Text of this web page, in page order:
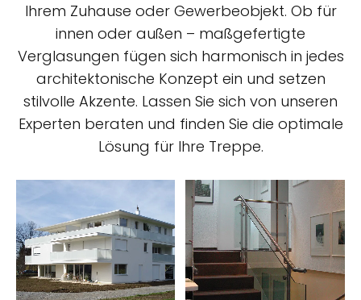
Ihrem Zuhause oder Gewerbeobjekt. Ob für
innen oder außen – maßgefertigte
Verglasungen fügen sich harmonisch in jedes
architektonische Konzept ein und setzen
stilvolle Akzente. Lassen Sie sich von unseren
Experten beraten und finden Sie die optimale
Lösung für Ihre Treppe.